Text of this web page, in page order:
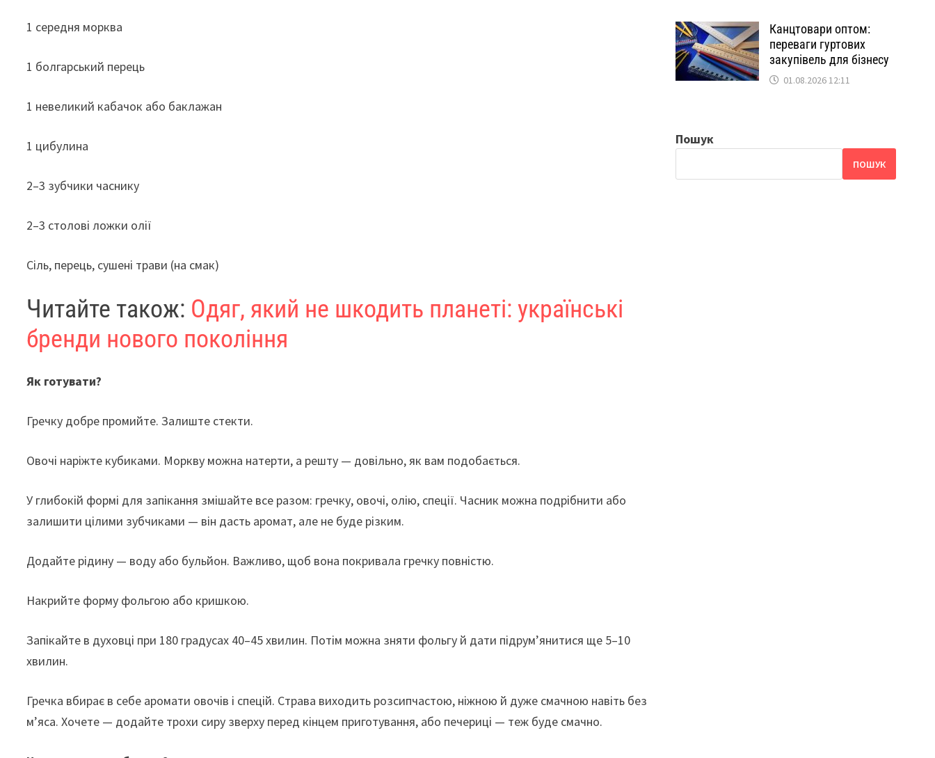
1 середня морква
1 болгарський перець
1 невеликий кабачок або баклажан
1 цибулина
2–3 зубчики часнику
2–3 столові ложки олії
Сіль, перець, сушені трави (на смак)
Читайте також: Одяг, який не шкодить планеті: українські
бренди нового покоління
Як готувати?
Гречку добре промийте. Залиште стекти.
Овочі наріжте кубиками. Моркву можна натерти, а решту — довільно, як вам подобається.
У глибокій формі для запікання змішайте все разом: гречку, овочі, олію, спеції. Часник можна подрібнити або
залишити цілими зубчиками — він дасть аромат, але не буде різким.
Додайте рідину — воду або бульйон. Важливо, щоб вона покривала гречку повністю.
Накрийте форму фольгою або кришкою.
Запікайте в духовці при 180 градусах 40–45 хвилин. Потім можна зняти фольгу й дати підрум’янитися ще 5–10
хвилин.
Гречка вбирає в себе аромати овочів і спецій. Страва виходить розсипчастою, ніжною й дуже смачною навіть без
м’яса. Хочете — додайте трохи сиру зверху перед кінцем приготування, або печериці — теж буде смачно.
Канцтовари оптом:
переваги гуртових
закупівель для бізнесу
01.08.2026 12:11
Пошук
ПОШУК